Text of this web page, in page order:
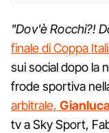
"Dov'è Rocchi?!
finale di Coppa
sui social dopo la
frode sportiva
arbitrale,
tv a Sky Sport,